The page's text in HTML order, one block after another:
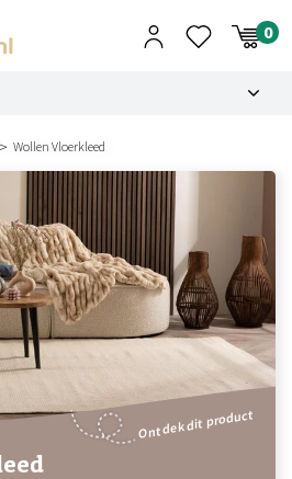
Wollen Vloerkleed
Ontdek dit product